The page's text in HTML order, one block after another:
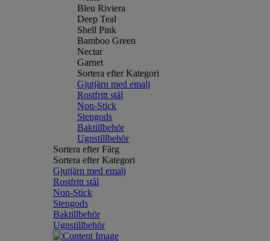
Bleu Riviera
Deep Teal
Shell Pink
Bamboo Green
Nectar
Garnet
Sortera efter Kategori
Gjutjärn med emalj
Rostfritt stål
Non-Stick
Stengods
Baktillbehör
Ugnstillbehör
Sortera efter Färg
Sortera efter Kategori
Gjutjärn med emalj
Rostfritt stål
Non-Stick
Stengods
Baktillbehör
Ugnstillbehör